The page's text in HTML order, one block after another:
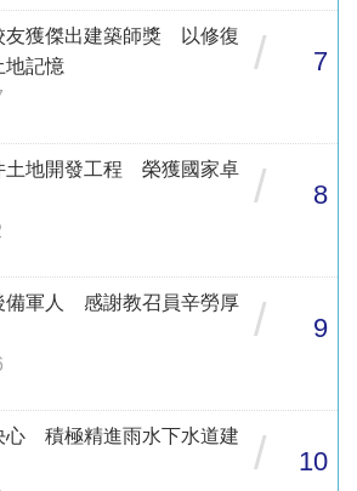
友獲傑出建築師獎 以修復
地記憶
/ 7
土地開發工程 榮獲國家卓
/ 8
備軍人 感謝教召員辛勞厚
/ 9
心 積極精進雨水下水道建
/ 10